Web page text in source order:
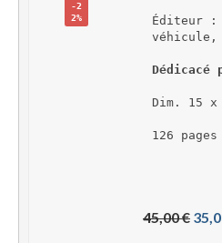
-2
2%
Éditeur :
véhicule,
Dédicacé
Dim. 15 x
126 pages
45,00 € L